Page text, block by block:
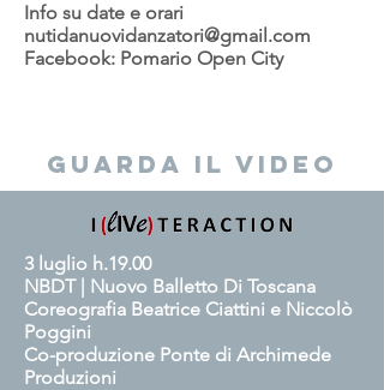
Info su date e orari
nutidanuovidanzatori@gmail.com
Facebook: Pomario Open City
Guarda il video
3 luglio h.19.00
NBDT | Nuovo Balletto Di Toscana
Coreografia Beatrice Ciattini e Niccolò
Poggini
Co-produzione Ponte di Archimede
Produzioni